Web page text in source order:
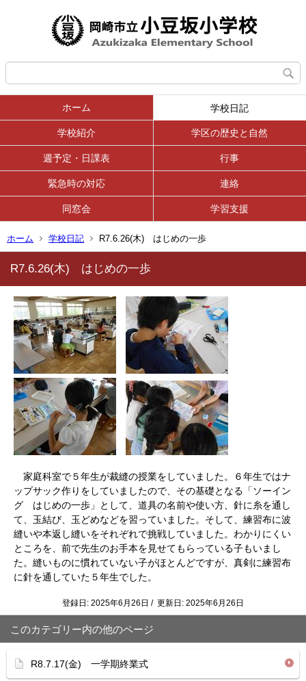
ホーム 学校日記
学校紹介 学区の歴史と自然
週予定・日課表 行事
緊急時の対応 連絡
同窓会 学習支援
ホーム 学校日記 R7.6.26(木) はじめの一歩
R7.6.26(木) はじめの一歩
家庭科室で５年生が裁縫の授業をしていました。６年生ではナ
ップサック作りをしていましたので、その基礎となる「ソーイン
グ はじめの一歩」として、道具の名前や使い方、針に糸を通し
て、玉結び、玉どめなどを習っていました。そして、練習布に波
縫いや本返し縫いをそれぞれで挑戦していました。わかりにくい
ところを、前で先生のお手本を見せてもらっている子もいまし
た。縫いものに慣れていない子がほとんどですが、真剣に練習布
に針を通していた５年生でした。
登録日: 2025年6月26日 / 更新日: 2025年6月26日
このカテゴリー内の他のページ
R8.7.17(金) 一学期終業式